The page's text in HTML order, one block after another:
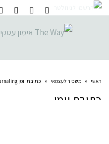
ראשי » משכיר לעצמאי » כתיבת יומן journaling כדרך להתפתחות אישית ועסקית
כתיבת יומן